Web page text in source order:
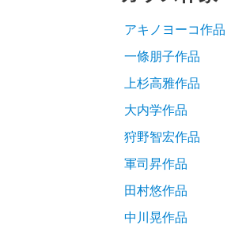
アキノヨーコ作品
一條朋子作品
上杉高雅作品
大内学作品
狩野智宏作品
軍司昇作品
田村悠作品
中川晃作品